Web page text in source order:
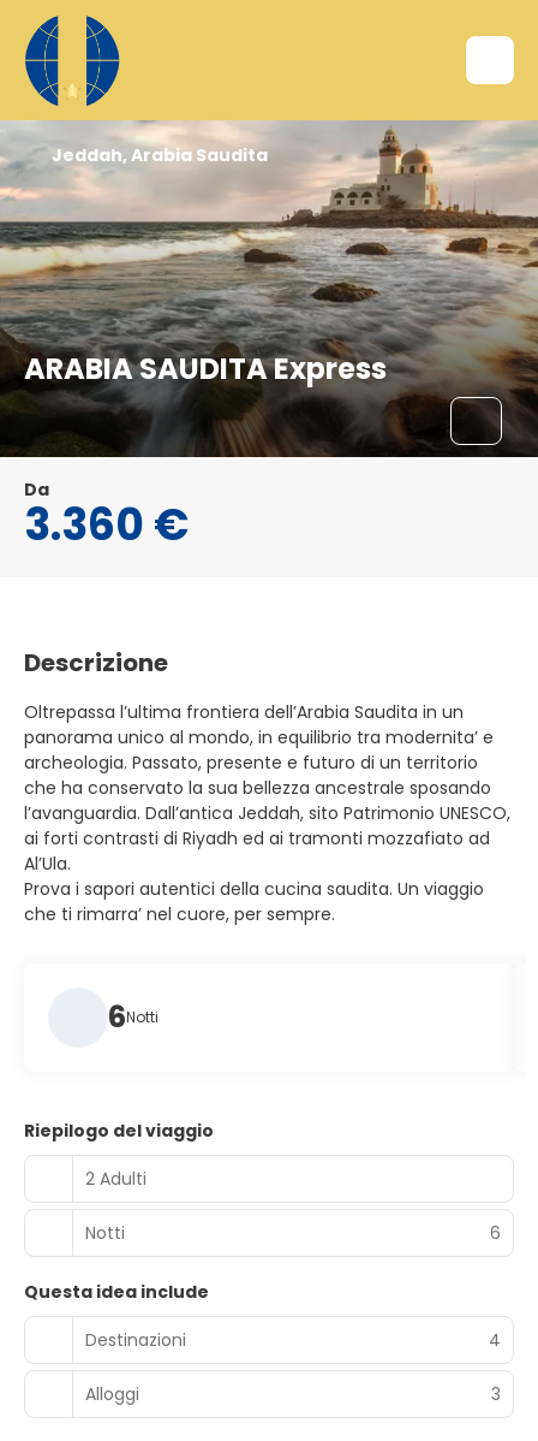
ARABIA SAUDITA Express
Jeddah, Arabia Saudita
Da
3.360 €
Descrizione
Oltrepassa l’ultima frontiera dell’Arabia Saudita in un
panorama unico al mondo, in equilibrio tra modernita’ e
archeologia. Passato, presente e futuro di un territorio
che ha conservato la sua bellezza ancestrale sposando
l’avanguardia. Dall’antica Jeddah, sito Patrimonio UNESCO,
ai forti contrasti di Riyadh ed ai tramonti mozzafiato ad
Al’Ula.
Prova i sapori autentici della cucina saudita. Un viaggio
che ti rimarra’ nel cuore, per sempre.
6Notti
Riepilogo del viaggio
2 Adulti
Notti 6
Questa idea include
Destinazioni
4
Alloggi 3